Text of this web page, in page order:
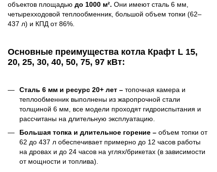
объектов площадью до 1000 м². Они имеют сталь 6 мм,
четырехходовой теплообменник, большой объем топки (62–
437 л) и КПД от 86%.
Основные преимущества котла Крафт L 15,
20, 25, 30, 40, 50, 75, 97 кВт:
Сталь 6 мм и ресурс 20+ лет – топочная камера и
теплообменник выполнены из жаропрочной стали
толщиной 6 мм, все модели проходят гидроиспытания и
рассчитаны на длительную эксплуатацию.
Большая топка и длительное горение – объем топки от
62 до 437 л обеспечивает примерно до 12 часов работы
на дровах и до 24 часов на углях/брикетах (в зависимости
от мощности и топлива).